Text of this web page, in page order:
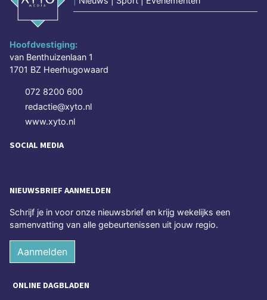
Hoofdvestiging:
van Benthuizenlaan 1
1701 BZ Heerhugowaard
072 8200 600
redactie@xyto.nl
www.xyto.nl
SOCIAL MEDIA
NIEUWSBRIEF AANMELDEN
Schrijf je in voor onze nieuwsbrief en krijg wekelijks een
samenvatting van alle gebeurtenissen uit jouw regio.
Aanmelden
ONLINE DAGBLADEN